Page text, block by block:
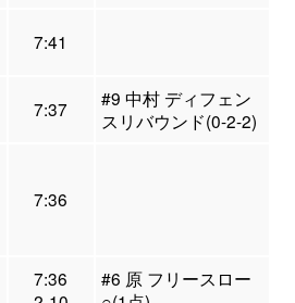
7:41
7:37
#9 中村 ディフェン
スリバウンド(0-2-2)
7:36
7:36
#6 原 フリースロー